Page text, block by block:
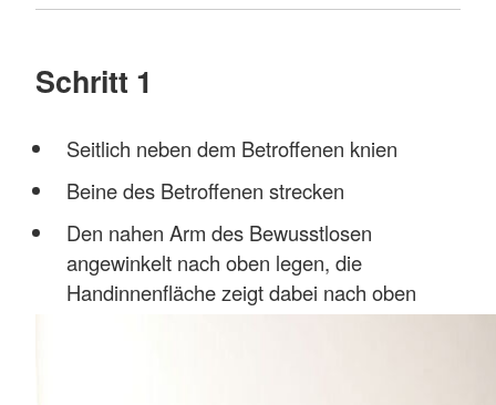
Schritt 1
Seitlich neben dem Betroffenen knien
Beine des Betroffenen strecken
Den nahen Arm des Bewusstlosen
angewinkelt nach oben legen, die
Handinnenfläche zeigt dabei nach oben